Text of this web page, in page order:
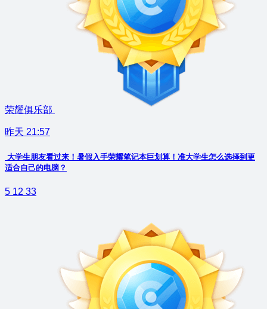
荣耀俱乐部
昨天 21:57
大学生朋友看过来！暑假入手荣耀笔记本巨划算！准大学生怎么选择到更
适合自己的电脑？
5 12 33